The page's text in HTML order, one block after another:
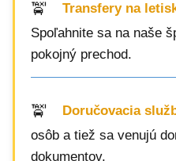
Transfery na
Spoľahnite sa na naše
pokojný prechod.
Doručovacia
osôb a tiež sa venujú
dokumentov.